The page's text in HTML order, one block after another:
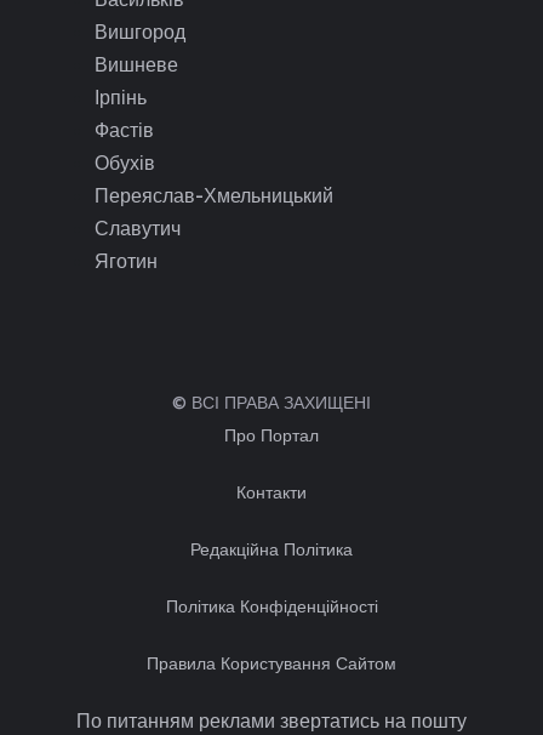
Вишгород
Вишневе
Ірпінь
Фастів
Обухів
Переяслав-Хмельницький
Славутич
Яготин
© ВСІ ПРАВА ЗАХИЩЕНІ
Про Портал
Контакти
Редакційна Політика
Політика Конфіденційності
Правила Користування Сайтом
По питанням реклами звертатись на пошту